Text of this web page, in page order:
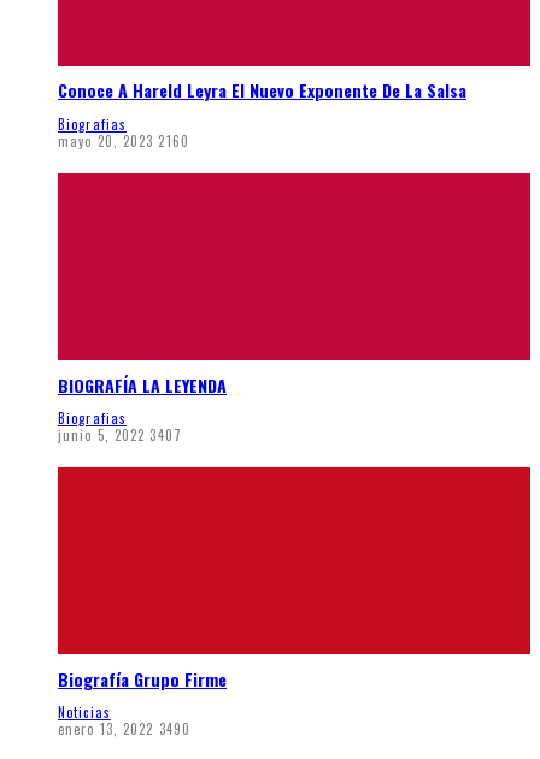
Conoce A Hareld Leyra El Nuevo Exponente De La Salsa
Biografias
mayo 20, 2023 2160
BIOGRAFÍA LA LEYENDA
Biografias
junio 5, 2022 3407
Biografía Grupo Firme
Noticias
enero 13, 2022 3490